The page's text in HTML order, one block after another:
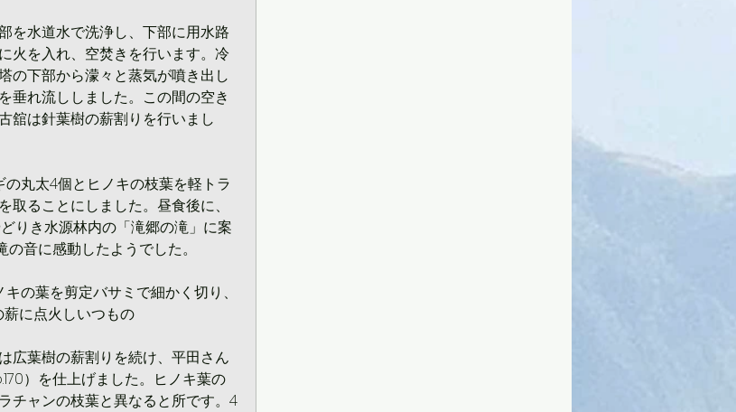
を水道水で洗浄し、下部に用水路
火を入れ、空焚きを行います。冷
の下部から濛々と蒸気が噴き出し
垂れ流ししました。この間の空き
舘は針葉樹の薪割りを行いまし
丸太4個とヒノキの枝葉を軽トラ
ることにしました。昼食後に、
りき水源林内の「滝郷の滝」に案
音に感動したようでした。
の葉を剪定バサミで細かく切り、
に点火しいつもの
広葉樹の薪割りを続け、平田さん
）を仕上げました。ヒノキ葉の
チャンの枝葉と異なると所です。4